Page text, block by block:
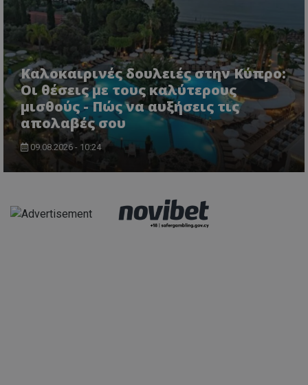
Καλοκαιρινές δουλειές στην Κύπρο:
Οι θέσεις με τους καλύτερους
μισθούς - Πώς να αυξήσεις τις
απολαβές σου
09.08.2026 - 10:24